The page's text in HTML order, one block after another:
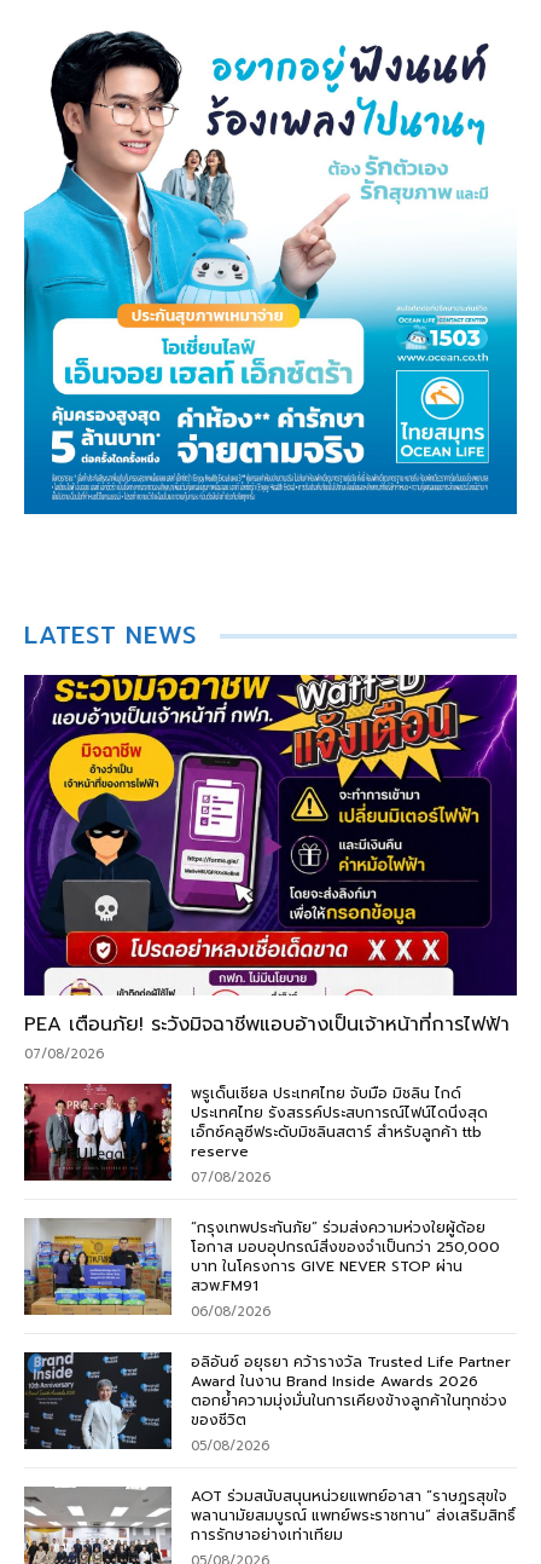
LATEST NEWS
PEA เตือนภัย! ระวังมิจฉาชีพแอบอ้างเป็นเจ้าหน้าที่การไฟฟ้า
07/08/2026
พรูเด็นเชียล ประเทศไทย จับมือ มิชลิน ไกด์
ประเทศไทย รังสรรค์ประสบการณ์ไฟน์ไดนิ่งสุด
เอ็กซ์คลูซีฟระดับมิชลินสตาร์ สำหรับลูกค้า ttb
reserve
07/08/2026
“กรุงเทพประกันภัย” ร่วมส่งความห่วงใยผู้ด้อย
โอกาส มอบอุปกรณ์สิ่งของจำเป็นกว่า 250,000
บาท ในโครงการ GIVE NEVER STOP ผ่าน
สวพ.FM91
06/08/2026
อลิอันซ์ อยุธยา คว้ารางวัล Trusted Life Partner
Award ในงาน Brand Inside Awards 2026
ตอกย้ำความมุ่งมั่นในการเคียงข้างลูกค้าในทุกช่วง
ของชีวิต
05/08/2026
AOT ร่วมสนับสนุนหน่วยแพทย์อาสา “ราษฎรสุขใจ
พลานามัยสมบูรณ์ แพทย์พระราชทาน” ส่งเสริมสิทธิ์
การรักษาอย่างเท่าเทียม